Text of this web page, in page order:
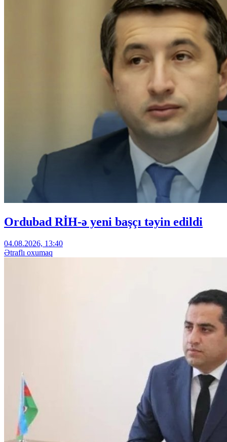
Ordubad RİH-ə yeni başçı təyin edildi
04.08.2026, 13:40
Ətraflı oxumaq